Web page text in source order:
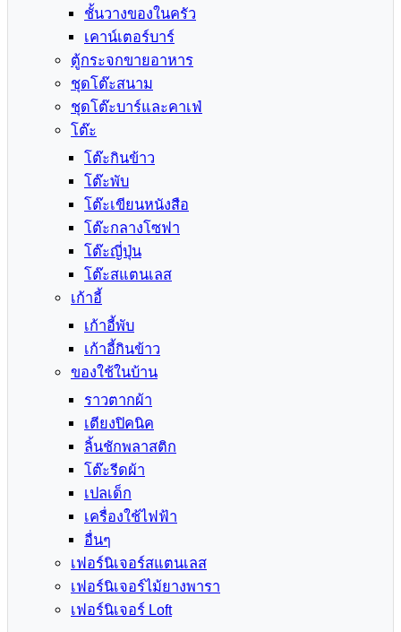
ชั้นวางของในครัว
เคาน์เตอร์บาร์
ตู้กระจกขายอาหาร
ชุดโต๊ะสนาม
ชุดโต๊ะบาร์และคาเฟ่
โต๊ะ
โต๊ะกินข้าว
โต๊ะพับ
โต๊ะเขียนหนังสือ
โต๊ะกลางโซฟา
โต๊ะญี่ปุ่น
โต๊ะสแตนเลส
เก้าอี้
เก้าอี้พับ
เก้าอี้กินข้าว
ของใช้ในบ้าน
ราวตากผ้า
เตียงปิคนิค
ลิ้นชักพลาสติก
โต๊ะรีดผ้า
เปลเด็ก
เครื่องใช้ไฟฟ้า
อื่นๆ
เฟอร์นิเจอร์สแตนเลส
เฟอร์นิเจอร์ไม้ยางพารา
เฟอร์นิเจอร์ Loft